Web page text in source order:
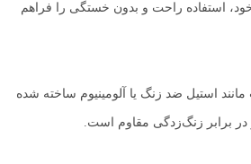
استفاده راحت و بدون خستگی را فراهم
مانند استیل ضد زنگ یا آلومینیوم ساخته شده
در برابر زنگ‌زدگی مقاوم است.